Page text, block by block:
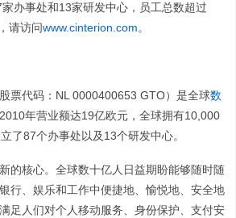
办事处和13家研发中心，员工总数超过
请访问www.cinterion.com。
票代码：NL 0000400653 GTO）是全球数
年营业额达19亿欧元，全球拥有10,000
了87个办事处以及13个研发中心。
的核心。全球数十亿人日益期盼能够随时随
行、娱乐和工作中便捷地、愉悦地、安全地
足人们对个人移动服务、身份保护、支付安